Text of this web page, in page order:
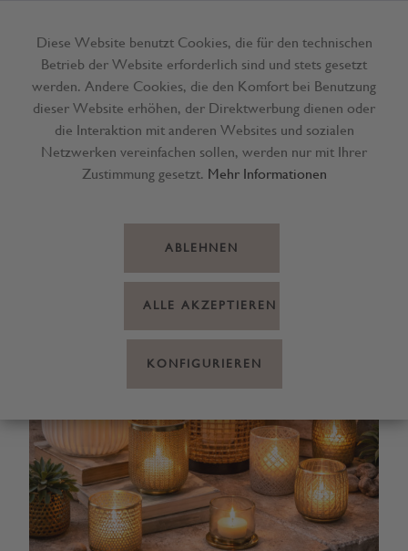
Menü
Diese Website benutzt Cookies, die für den technischen
Betrieb der Website erforderlich sind und stets gesetzt
werden. Andere Cookies, die den Komfort bei Benutzung
dieser Website erhöhen, der Direktwerbung dienen oder
die Interaktion mit anderen Websites und sozialen
Netzwerken vereinfachen sollen, werden nur mit Ihrer
Zustimmung gesetzt. Mehr Informationen
ABLEHNEN
ALLE AKZEPTIEREN
KONFIGURIEREN